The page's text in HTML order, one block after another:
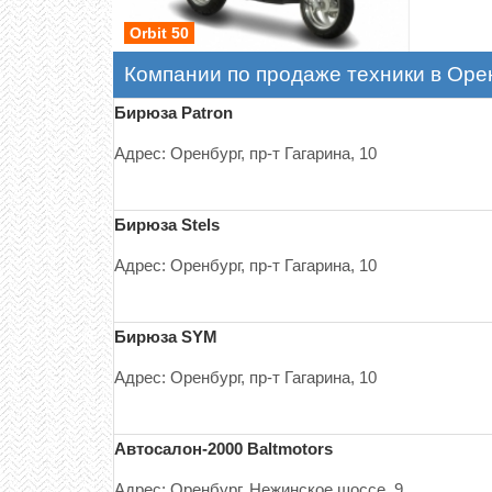
Orbit 50
Компании по продаже техники в
Бирюза Patron
Адрес: Оренбург, пр-т Гагарина, 10
Бирюза Stels
Адрес: Оренбург, пр-т Гагарина, 10
Бирюза SYM
Адрес: Оренбург, пр-т Гагарина, 10
Автосалон-2000 Baltmotors